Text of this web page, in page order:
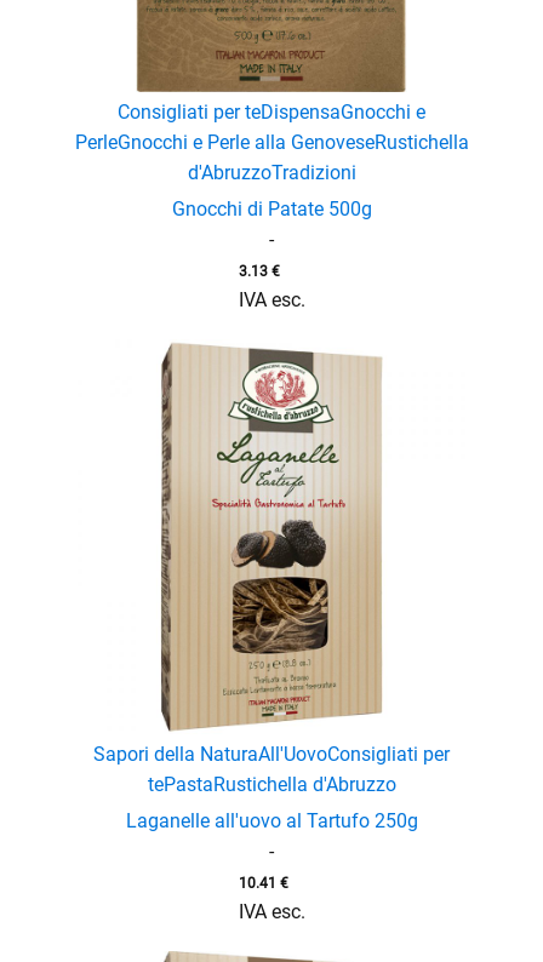
Consigliati per teDispensaGnocchi e
PerleGnocchi e Perle alla GenoveseRustichella
d'AbruzzoTradizioni
Gnocchi di Patate 500g
-
3.13 €
IVA esc.
Sapori della NaturaAll'UovoConsigliati per
tePastaRustichella d'Abruzzo
Laganelle all'uovo al Tartufo 250g
-
10.41 €
IVA esc.